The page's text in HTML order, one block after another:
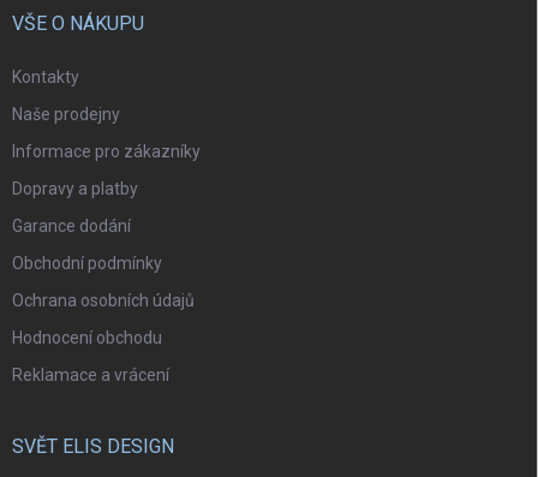
VŠE O NÁKUPU
Kontakty
Naše prodejny
Informace pro zákazníky
Dopravy a platby
Garance dodání
Obchodní podmínky
Ochrana osobních údajů
Hodnocení obchodu
Reklamace a vrácení
SVĚT ELIS DESIGN